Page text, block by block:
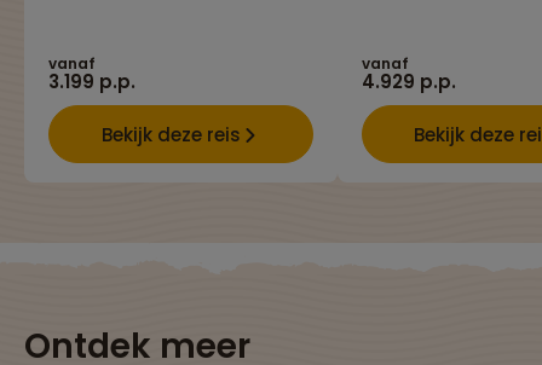
vanaf
3.199 p.p.
Bekijk deze reis
vanaf
4.929 p.p.
Bekijk deze
Ontdek meer